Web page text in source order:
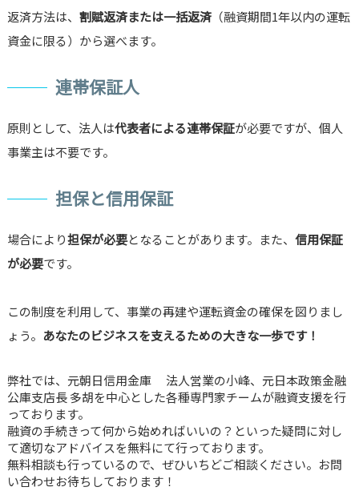
返済方法は、 割賦返済または一括返済（融資期間1年以内の運転
資金に限る）から選べます。
連帯保証人
原則として、法人は代表者による連帯保証が必要ですが、個人
事業主は不要です。
担保と信用保証
場合により担保が必要となることがあります。また、 信用保証
が必要です。
この制度を利用して、事業の再建や運転資金の確保を図りまし
ょう。 あなたのビジネスを支えるための大きな一歩です！
弊社では、元朝日信用金庫 法人営業の小峰、元日本政策金融
公庫支店長 多胡を中心とした各種専門家チームが融資支援を行
っております。
融資の手続きって何から始めればいいの？といった疑問に対し
て適切なアドバイスを無料にて行っております。
無料相談も行っているので、ぜひいちどご相談ください。お問
い合わせお待ちしております！